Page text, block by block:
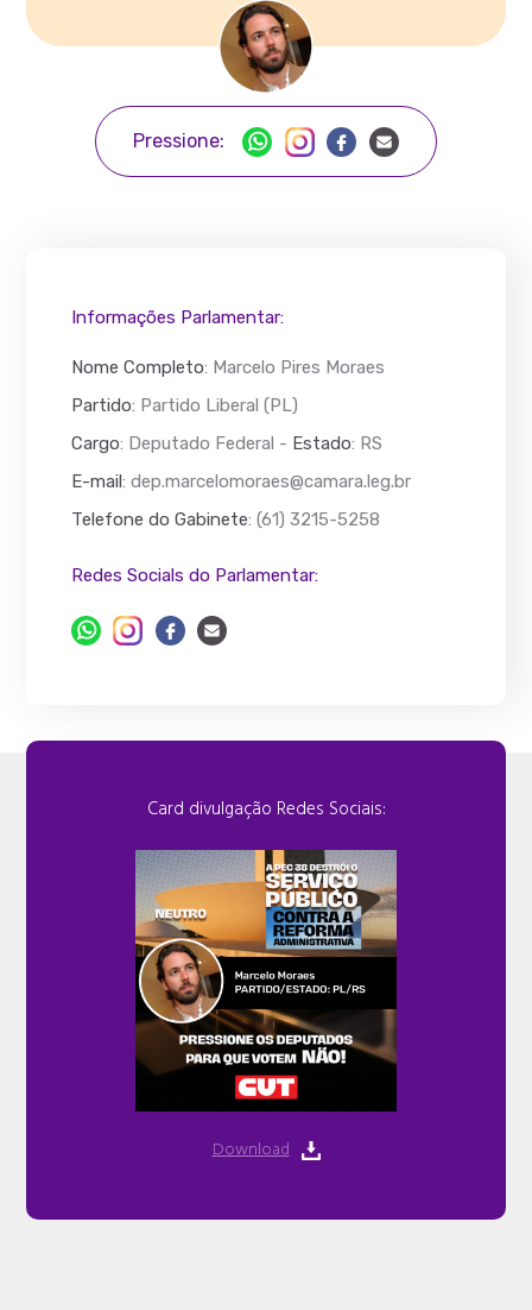
Pressione:
Informações Parlamentar:
Nome Completo: Marcelo Pires Moraes
Partido: Partido Liberal (PL)
Cargo: Deputado Federal - Estado: RS
E-mail:dep.marcelomoraes@camara.leg.br
Telefone do Gabinete: (61) 3215-5258
Redes Socials do Parlamentar:
Card divulgação Redes Sociais:
Download